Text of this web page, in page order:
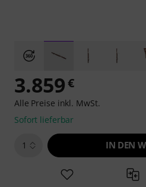
3.859€
Alle Preise inkl. MwSt.
Sofort lieferbar
1 IN DEN